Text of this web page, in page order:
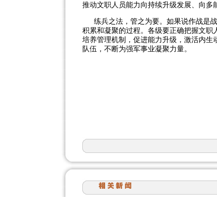
推动文职人员能力向持续升级发展、向多
练兵之法，管之为要。如果说作战是
积累和凝聚的过程。各级要正确把握文
培养管理机制，促进能力升级，激活内
队伍，不断为强军事业凝聚力量。